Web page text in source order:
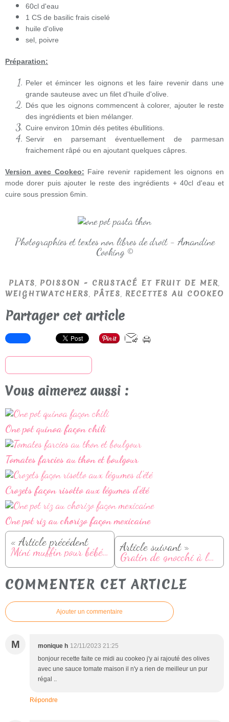
60cl d'eau
1 CS de basilic frais ciselé
huile d'olive
sel, poivre
Préparation:
Peler et émincer les oignons et les faire revenir dans une
grande sauteuse avec un filet d'huile d'olive.
Dés que les oignons commencent à colorer, ajouter le reste
des ingrédients et bien mélanger.
Cuire environ 10min dés petites ébullitions.
Servir en parsemant éventuellement de parmesan
fraichement râpé ou en ajoutant quelques câpres.
Version avec Cookeo: Faire revenir rapidement les oignons en
mode dorer puis ajouter le reste des ingrédients + 40cl d'eau et
cuire sous pression 6min.
Photographies et textes non libres de droit - Amandine
Cooking ©
PLATS, POISSON - CRUSTACÉ ET FRUIT DE MER,
WEIGHTWATCHERS, PÂTES, RECETTES AU COOKEO
Partager cet article
Vous aimerez aussi :
One pot quinoa façon chili
Tomates farcies au thon et boulgour
Crozets façon risotto aux légumes d'été
One pot riz au chorizo façon mexicaine
« Article précédent
Mini muffin pour bébé à la compote de pomme Article suivant »
Gratin de gnocchi à la tomate et mozzarella
COMMENTER CET ARTICLE
Ajouter un commentaire
M monique h 12/11/2023 21:25
bonjour recette faite ce midi au cookeo j'y ai rajouté des olives
avec une sauce tomate maison il n'y a rien de meilleur un pur
régal ..
Répondre